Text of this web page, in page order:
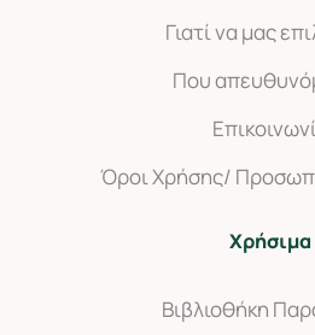
Γιατί να μας
Που
Όροι Χρήσης/
Χρήσιμα
Βιβλιοθήκη